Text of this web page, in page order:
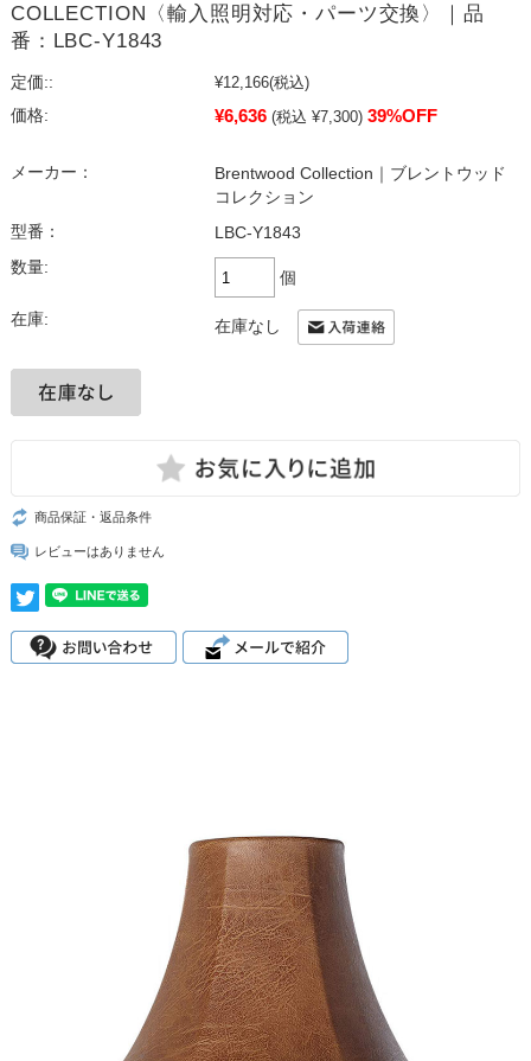
COLLECTION〈輸入照明対応・パーツ交換〉｜品
番：LBC-Y1843
定価:: ¥12,166(税込)
価格:
¥6,636 (税込 ¥7,300) 39%OFF
メーカー：
Brentwood Collection｜ブレントウッド
コレクション
型番：
LBC-Y1843
数量:
個
在庫: 在庫なし
商品保証・返品条件
レビューはありません